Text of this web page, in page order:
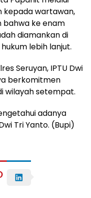
kepada wartawan,
bahwa ke enam
diamankan di
lebih lanjut.
Seruyan, IPTU Dwi
berkomitmen
wilayah setempat.
adanya
Tri Yanto. (Bupi)